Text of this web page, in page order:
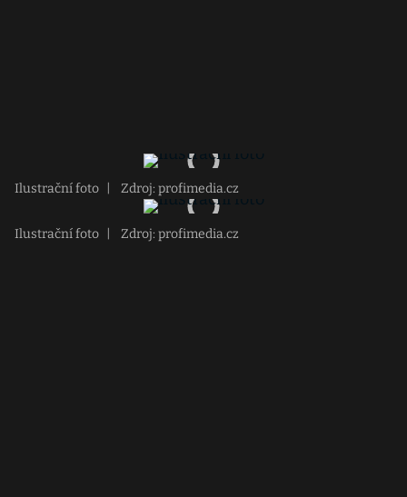
Ilustrační foto Zdroj: profimedia.cz
Ilustrační foto Zdroj: profimedia.cz